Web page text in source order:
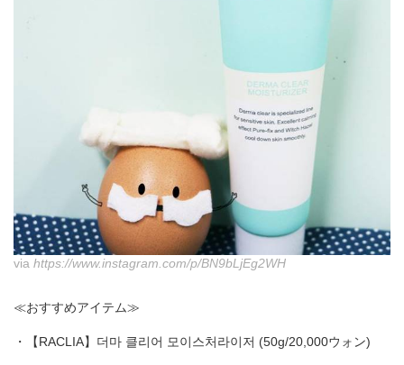
via https://www.instagram.com/p/BN9bLjEg2WH
≪おすすめアイテム≫
・【RACLIA】더마 클리어 모이스처라이저 (50g/20,000ウォン)